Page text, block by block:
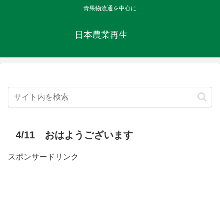
青果物流通を中心に
日本農業再生
4/11 おはようございます
スポンサードリンク